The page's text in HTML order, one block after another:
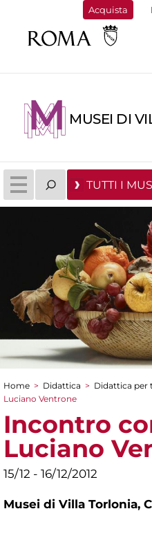
Acquista
MUSEI DI
TUTTI I
Tu sei qui
Home > Didattica > Didattica per
Luciano Ventrone
Incontro
Luciano
15/12 - 16/12/2012
Musei di Villa Torlonia,